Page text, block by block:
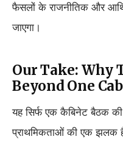
फैसलों के राजनीतिक और
जाएगा।
Our Take: Why
Beyond One
यह सिर्फ एक कैबिनेट बैठक
प्राथमिकताओं की एक झलक